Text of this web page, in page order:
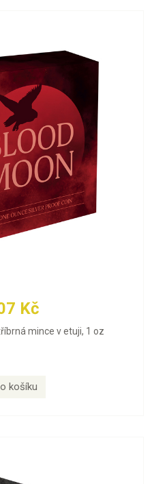
Kč
mince v etuji, 1 oz
košíku